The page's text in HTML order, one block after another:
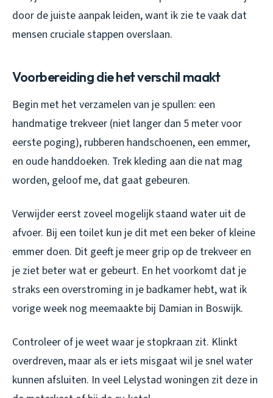
door de juiste aanpak leiden, want ik zie te vaak dat
mensen cruciale stappen overslaan.
Voorbereiding die het verschil maakt
Begin met het verzamelen van je spullen: een
handmatige trekveer (niet langer dan 5 meter voor
eerste poging), rubberen handschoenen, een emmer,
en oude handdoeken. Trek kleding aan die nat mag
worden, geloof me, dat gaat gebeuren.
Verwijder eerst zoveel mogelijk staand water uit de
afvoer. Bij een toilet kun je dit met een beker of kleine
emmer doen. Dit geeft je meer grip op de trekveer en
je ziet beter wat er gebeurt. En het voorkomt dat je
straks een overstroming in je badkamer hebt, wat ik
vorige week nog meemaakte bij Damian in Boswijk.
Controleer of je weet waar je stopkraan zit. Klinkt
overdreven, maar als er iets misgaat wil je snel water
kunnen afsluiten. In veel Lelystad woningen zit deze in